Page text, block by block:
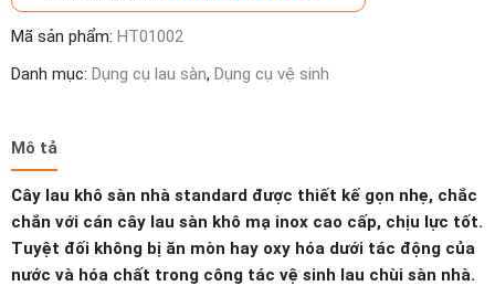
Standard
số
lượng
Mã sản phẩm: HT01002
Danh mục: Dụng cụ lau sàn, Dụng cụ vệ sinh
Mô tả
Cây lau khô sàn nhà standard được thiết kế gọn nhẹ, chắc
chắn với cán cây lau sàn khô mạ inox cao cấp, chịu lực tốt.
Tuyệt đối không bị ăn mòn hay oxy hóa dưới tác động của
nước và hóa chất trong công tác vệ sinh lau chùi sàn nhà.